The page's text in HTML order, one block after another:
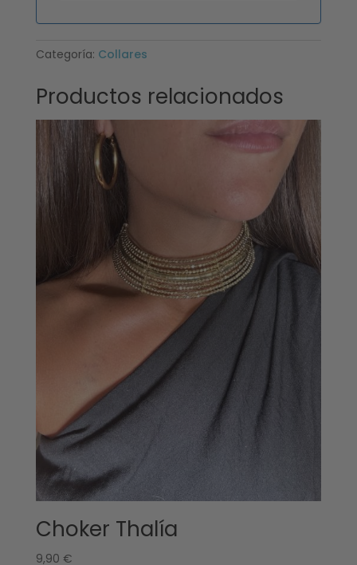
Categoría: Collares
Productos relacionados
Choker Thalía
9,90 €